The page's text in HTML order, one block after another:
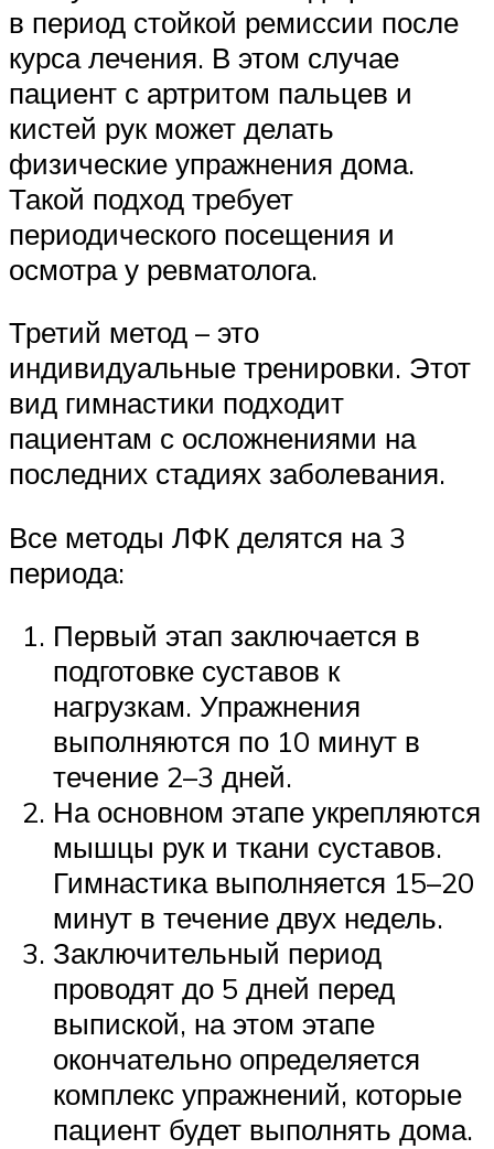
в период стойкой ремиссии после
курса лечения. В этом случае
пациент с артритом пальцев и
кистей рук может делать
физические упражнения дома.
Такой подход требует
периодического посещения и
осмотра у ревматолога.
Третий метод – это
индивидуальные тренировки. Этот
вид гимнастики подходит
пациентам с осложнениями на
последних стадиях заболевания.
Все методы ЛФК делятся на 3
периода:
Первый этап заключается в
подготовке суставов к
нагрузкам. Упражнения
выполняются по 10 минут в
течение 2–3 дней.
На основном этапе укрепляются
мышцы рук и ткани суставов.
Гимнастика выполняется 15–20
минут в течение двух недель.
Заключительный период
проводят до 5 дней перед
выпиской, на этом этапе
окончательно определяется
комплекс упражнений, которые
пациент будет выполнять дома.